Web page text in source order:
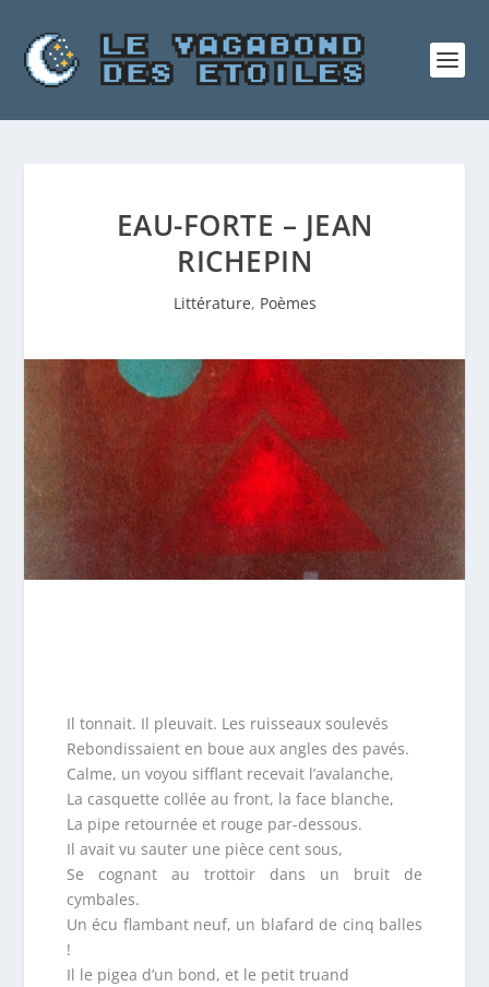
EAU-FORTE – JEAN
RICHEPIN
Littérature, Poèmes
Il tonnait. Il pleuvait. Les ruisseaux soulevés
Rebondissaient en boue aux angles des pavés.
Calme, un voyou sifflant recevait l’avalanche,
La casquette collée au front, la face blanche,
La pipe retournée et rouge par-dessous.
Il avait vu sauter une pièce cent sous,
Se cognant au trottoir dans un bruit de
cymbales.
Un écu flambant neuf, un blafard de cinq balles
!
Il le pigea d’un bond, et le petit truand